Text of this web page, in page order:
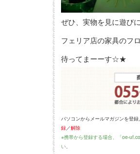
ぜひ、実物を見に遊び
フェリア店の家具のフ
待ってまーーす☆★
パソコンからメールマガジンを登
録／解除
※携帯から登録する場合、「oe-
い。